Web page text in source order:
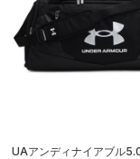
UAアンディナイアブル